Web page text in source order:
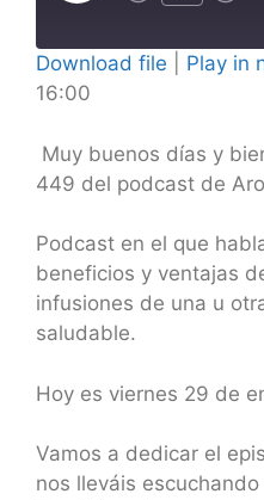
SHARE
LINK
Download file Play in
16:00
Muy buenos días y
449 del podcast de
Podcast en el que
beneficios y ventajas
infusiones de una u
saludable.
Hoy es viernes 29 de
Vamos a dedicar el
nos lleváis